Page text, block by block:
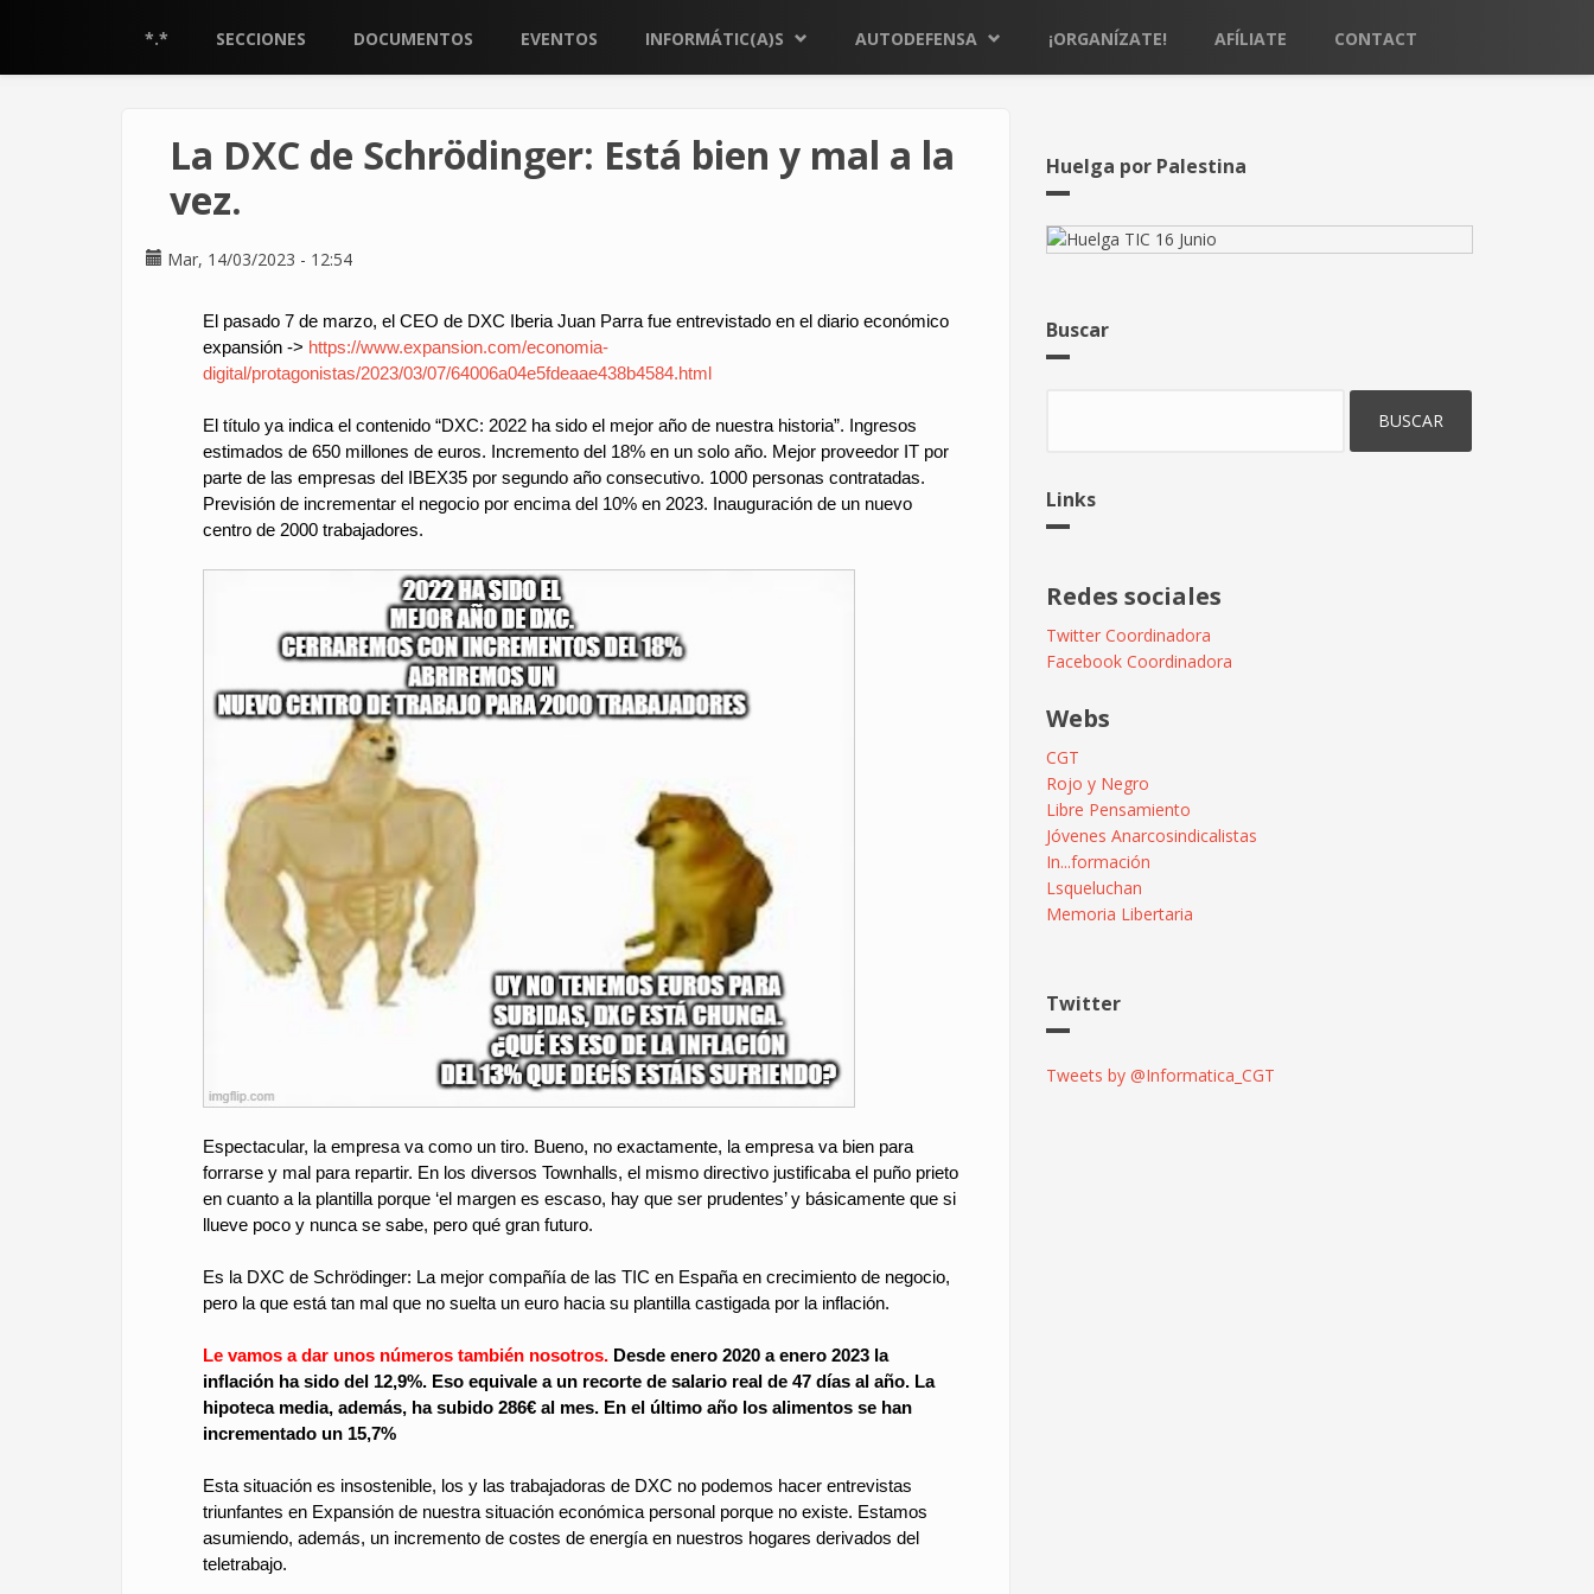
*.* SECCIONES DOCUMENTOS EVENTOS INFORMÁTIC(A)S AUTODEFENSA ¡ORGANÍZATE! AFÍLIATE CONTACT
La DXC de Schrödinger: Está bien y mal a la
vez.
Mar, 14/03/2023 - 12:54
El pasado 7 de marzo, el CEO de DXC Iberia Juan Parra fue entrevistado en el diario económico
expansión -> https://www.expansion.com/economia-
digital/protagonistas/2023/03/07/64006a04e5fdeaae438b4584.html
El título ya indica el contenido “DXC: 2022 ha sido el mejor año de nuestra historia”. Ingresos
estimados de 650 millones de euros. Incremento del 18% en un solo año. Mejor proveedor IT por
parte de las empresas del IBEX35 por segundo año consecutivo. 1000 personas contratadas.
Previsión de incrementar el negocio por encima del 10% en 2023. Inauguración de un nuevo
centro de 2000 trabajadores.
Espectacular, la empresa va como un tiro. Bueno, no exactamente, la empresa va bien para
forrarse y mal para repartir. En los diversos Townhalls, el mismo directivo justificaba el puño prieto
en cuanto a la plantilla porque ‘el margen es escaso, hay que ser prudentes’ y básicamente que si
llueve poco y nunca se sabe, pero qué gran futuro.
Es la DXC de Schrödinger: La mejor compañía de las TIC en España en crecimiento de negocio,
pero la que está tan mal que no suelta un euro hacia su plantilla castigada por la inflación.
Le vamos a dar unos números también nosotros. Desde enero 2020 a enero 2023 la
inflación ha sido del 12,9%. Eso equivale a un recorte de salario real de 47 días al año. La
hipoteca media, además, ha subido 286€ al mes. En el último año los alimentos se han
incrementado un 15,7%
Esta situación es insostenible, los y las trabajadoras de DXC no podemos hacer entrevistas
triunfantes en Expansión de nuestra situación económica personal porque no existe. Estamos
asumiendo, además, un incremento de costes de energía en nuestros hogares derivados del
teletrabajo.
Huelga por Palestina
Buscar
Links
Redes sociales
Twitter Coordinadora
Facebook Coordinadora
Webs
CGT
Rojo y Negro
Libre Pensamiento
Jóvenes Anarcosindicalistas
In...formación
Lsqueluchan
Memoria Libertaria
Twitter
Tweets by @Informatica_CGT